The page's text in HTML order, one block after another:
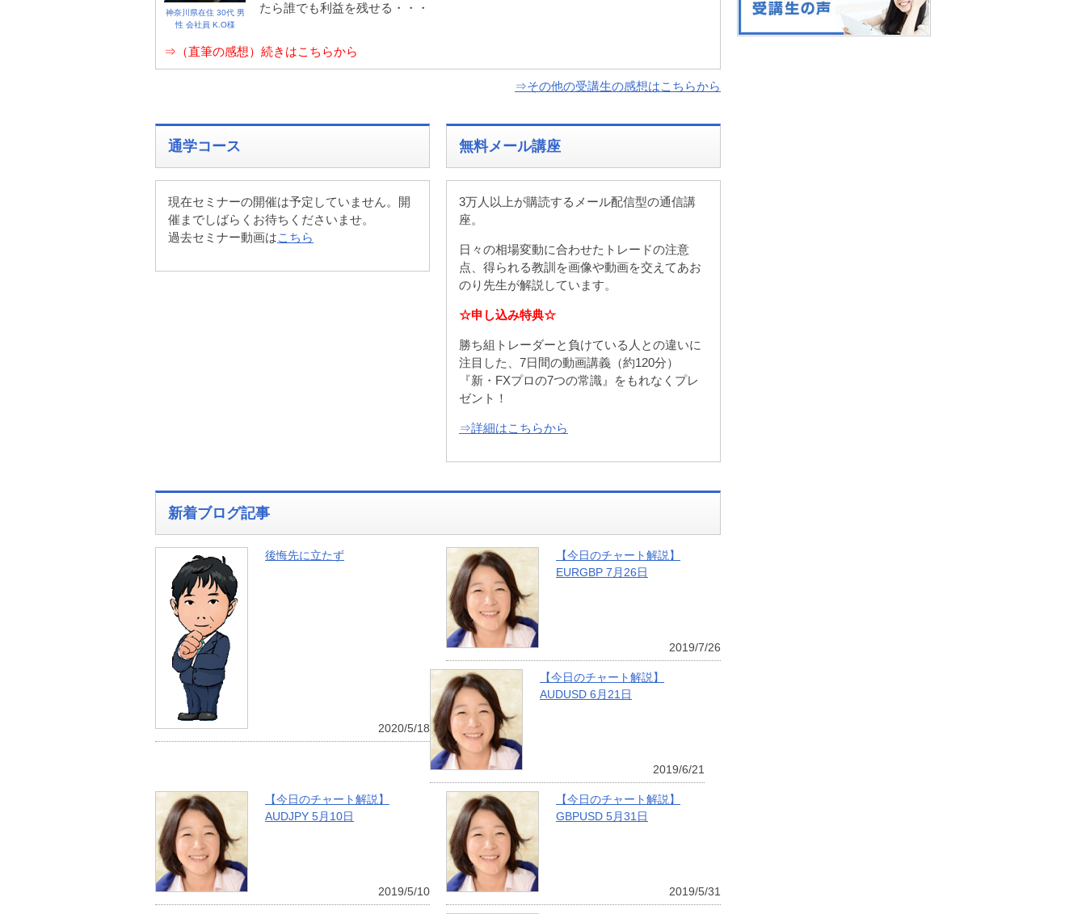
神奈川県在住 30代 男
性 会社員 K.O様
たら誰でも利益を残せる・・・
⇒（直筆の感想）続きはこちらから
⇒その他の受講生の感想はこちらから
通学コース
現在セミナーの開催は予定していません。開
催までしばらくお待ちくださいませ。
過去セミナー動画はこちら
無料メール講座
3万人以上が購読するメール配信型の通信講
座。
日々の相場変動に合わせたトレードの注意
点、得られる教訓を画像や動画を交えてあお
のり先生が解説しています。
☆申し込み特典☆
勝ち組トレーダーと負けている人との違いに
注目した、7日間の動画講義（約120分）
『新・FXプロの7つの常識』をもれなくプレ
ゼント！
⇒詳細はこちらから
新着ブログ記事
後悔先に立たず
2020/5/18
【今日のチャート解説】
EURGBP 7月26日
2019/7/26
【今日のチャート解説】
AUDUSD 6月21日
2019/6/21
【今日のチャート解説】
GBPUSD 5月31日
2019/5/31
【今日のチャート解説】
AUDJPY 5月10日
2019/5/10